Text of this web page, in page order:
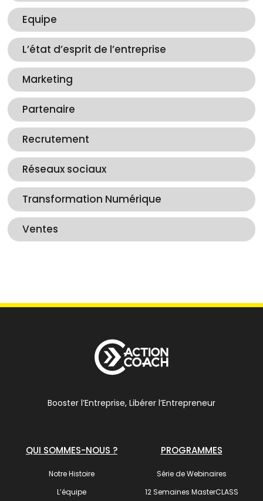
Equipe
L’état d’esprit de l’entreprise
Marketing
Partenaire
Recrutement
Réseaux sociaux
Transformation Numérique
Ventes
Booster l’Entreprise, Libérer l’Entrepreneur
QUI SOMMES-NOUS ?
Notre Histoire
L’équipe
PROGRAMMES
Série de Webinaires
12 Semaines MasterCLASS